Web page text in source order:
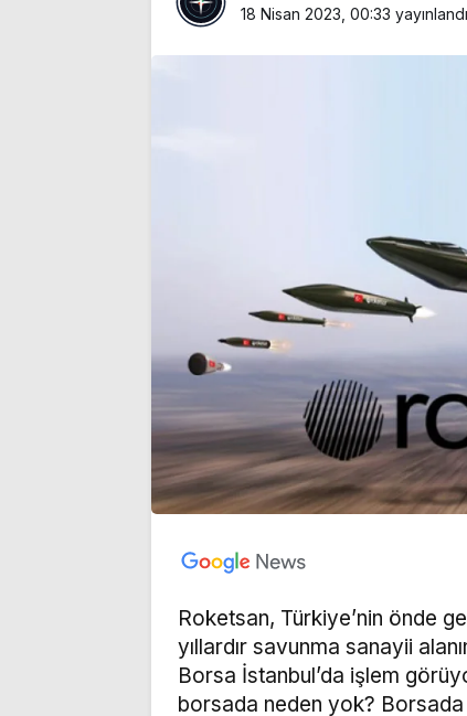
18 Nisan 2023, 00:33 yayınlandı
Roketsan, Türkiye’nin önde
yıllardır savunma sanayii
Borsa İstanbul’da işlem
borsada neden yok?